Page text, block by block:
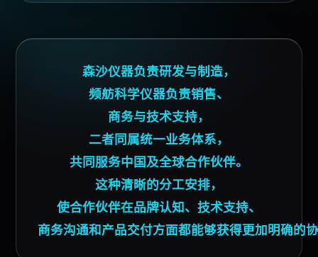
森沙仪器负责研发与制造，
频舫科学仪器负责销售、
商务与技术支持，
二者同属统一业务体系，
共同服务中国及全球合作伙伴。
这种清晰的分工安排，
使合作伙伴在品牌认知、技术支持、
商务沟通和产品交付方面都能够获得更加明确的